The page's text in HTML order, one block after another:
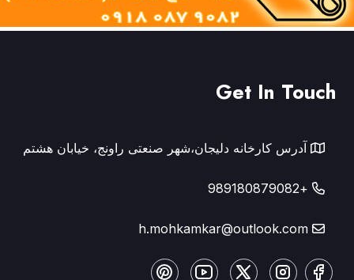
Get In Touch
آدرس کارخانه دلیجان،شهر صنعتی راونج، خیابان هشتم
+989180879082
h.mohkamkar@outlook.com